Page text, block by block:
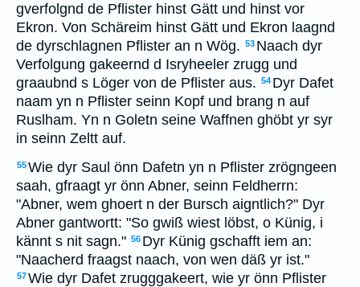
gverfolgnd de Pflister hinst Gätt und hinst vor
Ekron. Von Schäreim hinst Gätt und Ekron laagnd
de dyrschlagnen Pflister an n Wög. 53 Naach dyr
Verfolgung gakeernd d Isryheeler zrugg und
graaubnd s Löger von de Pflister aus. 54 Dyr Dafet
naam yn n Pflister seinn Kopf und brang n auf
Ruslham. Yn n Goletn seine Waffnen ghöbt yr syr
in seinn Zeltt auf.
55Wie dyr Saul önn Dafetn yn n Pflister zrögngeen
saah, gfraagt yr önn Abner, seinn Feldherrn:
"Abner, wem ghoert n der Bursch aigntlich?" Dyr
Abner gantwortt: "So gwiß wiest löbst, o Künig, i
kännt s nit sagn." 56 Dyr Künig gschafft iem an:
"Naacherd fraagst naach, von wen däß yr ist."
57Wie dyr Dafet zrugggakeert, wie yr önn Pflister